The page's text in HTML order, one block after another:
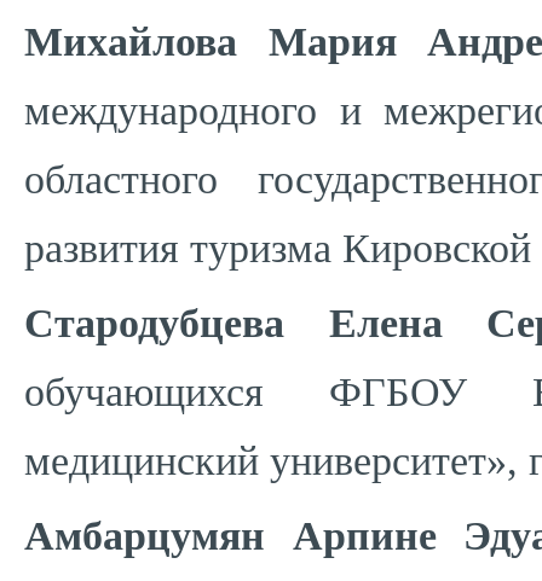
Михайлова Мария
международного и
областного
развития туризма Кировской
Стародубцева Елена
обучающихся ФГБОУ
медицинский университет»,
Амбарцумян Арпине